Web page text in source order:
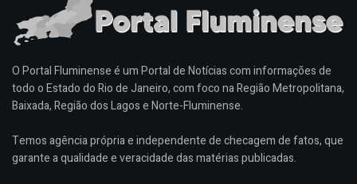
O Portal Fluminense é um Portal de Notícias com informações de
todo o Estado do Rio de Janeiro, com foco na Região Metropolitana,
Baixada, Região dos Lagos e Norte-Fluminense.
Temos agência própria e independente de checagem de fatos, que
garante a qualidade e veracidade das matérias publicadas.